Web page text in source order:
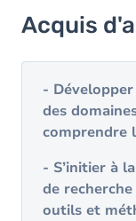
Objectifs
Acquis
-
des
comprendre
- S’initier à
de
outils et